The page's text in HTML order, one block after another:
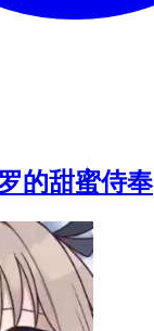
的甜蜜侍奉